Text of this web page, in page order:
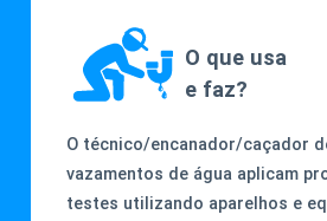
O que usa
e faz?
O técnico/encanador/caçador
vazamentos de água aplicam
testes utilizando aparelhos e